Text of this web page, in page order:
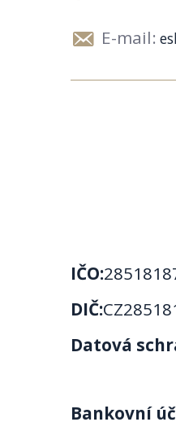
E-mail:
IČO:
DIČ:
Datová
Bankovní